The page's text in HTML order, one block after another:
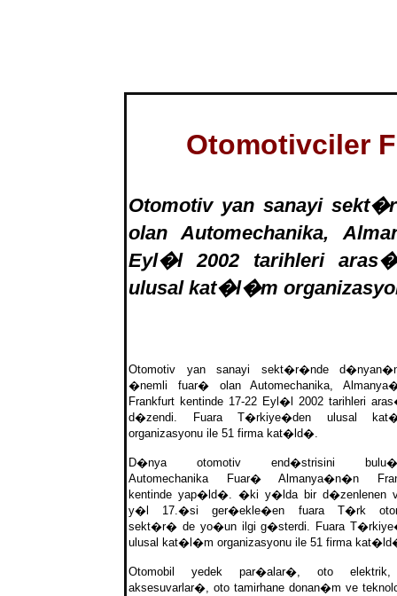
Otomotivciler
Otomotiv yan sanayi
olan Automechanika,
Eyl�l 2002 tarihleri
ulusal kat�l�m
Otomotiv yan sanayi sekt�r�nde
�nemli fuar� olan Automechanika,
Frankfurt kentinde 17-22 Eyl�l 2002 tarihleri
d�zendi. Fuara T�rkiye�den ulusal
organizasyonu ile 51 firma kat�ld�.
D�nya otomotiv end�strisini
Automechanika Fuar� Almanya�n�n
kentinde yap�ld�. �ki y�lda bir d�zenlenen
y�l 17.�si ger�ekle�en fuara T�rk
sekt�r� de yo�un ilgi g�sterdi. Fuara
ulusal kat�l�m organizasyonu ile 51 firma
Otomobil yedek par�alar�, oto
aksesuvarlar�, oto tamirhane donan�m ve